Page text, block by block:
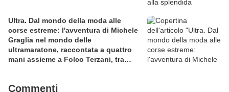
Ultra. Dal mondo della moda alle
corse estreme: l'avventura di Michele
Graglia nel mondo delle
ultramaratone, raccontata a quattro
mani assieme a Folco Terzani, tra
Commenti